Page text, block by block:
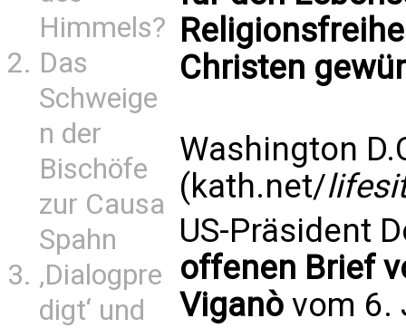
Himmels?
Das
Schweige
n der
Bischöfe
zur Causa
Spahn
‚Dialogpre
digt‘ und
Christen
Washington
(kath.net/
US-Präsident
offenen Brief
Viganò vom 6.